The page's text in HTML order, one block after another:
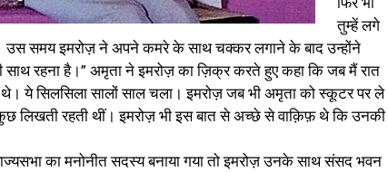
तुम्हें लगे
उस समय इमरोज़ ने अपने कमरे के साथ चक्कर लगाने के बाद उन्होंने
साथ रहना है।” अमृता ने इमरोज़ का ज़िक्र करते हुए कहा कि जब मैं रात
ये सिलसिला सालों साल चला। इमरोज़ जब भी अमृता को स्कूटर पर ले
लिखती रहती थीं। इमरोज़ भी इस बात से अच्छे से वाक़िफ़ थे कि उनकी
का मनोनीत सदस्य बनाया गया तो इमरोज़ उनके साथ संसद भवन